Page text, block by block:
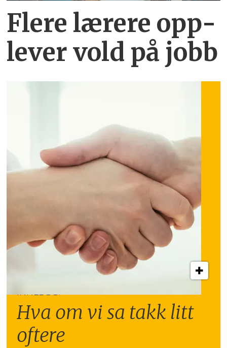
Flere lærere opp­
lever vold på jobb
INNLEGG:
Hva om vi sa takk litt
oftere